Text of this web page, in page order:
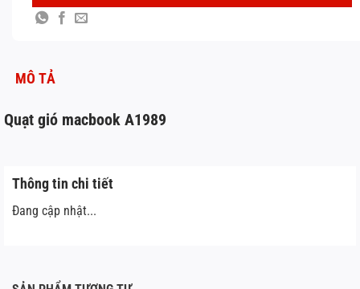
MÔ TẢ
Quạt gió macbook A1989
Thông tin chi tiết
Đang cập nhật...